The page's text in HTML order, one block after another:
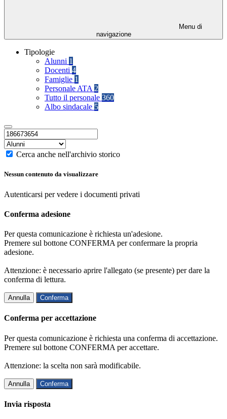
Menu di
navigazione
Tipologie
Alunni 1
Docenti 4
Famiglie 1
Personale ATA 2
Tutto il personale 360
Albo sindacale 5
Cerca anche nell'archivio storico
Nessun contenuto da visualizzare
Autenticarsi per vedere i documenti privati
Conferma adesione
Per questa comunicazione è richiesta un'adesione.
Premere sul bottone CONFERMA per confermare la propria
adesione.
Attenzione: è necessario aprire l'allegato (se presente) per dare la
conferma di lettura.
Annulla Conferma
Conferma per accettazione
Per questa comunicazione è richiesta una conferma di accettazione.
Premere sul bottone CONFERMA per accettare.
Attenzione: la scelta non sarà modificabile.
Annulla Conferma
Invia risposta